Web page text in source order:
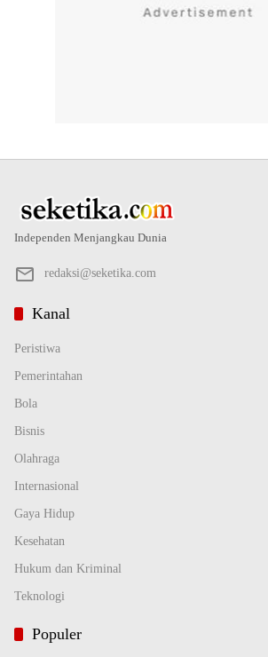
Independen Menjangkau Dunia
redaksi@seketika.com
Kanal
Peristiwa
Pemerintahan
Bola
Bisnis
Olahraga
Internasional
Gaya Hidup
Kesehatan
Hukum dan Kriminal
Teknologi
Populer